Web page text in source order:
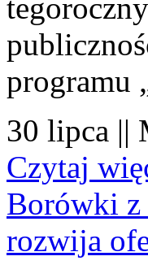
programu
30 lipca ||
Czytaj
Borówki z
rozwija